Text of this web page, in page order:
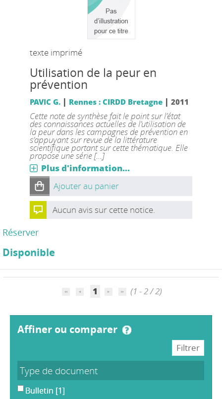
texte imprimé
Utilisation de la peur en
prévention
PAVIC G. | Rennes : CIRDD Bretagne| 2011
Cette note de synthèse fait le point sur l’état
des connaissances actuelles de l’utilisation de
la peur dans les campagnes de prévention en
s’appuyant sur revue de la littérature
scientifique portant sur cette thématique. Elle
propose une série [...]
Plus d'information...
Ajouter au panier
Aucun avis sur cette notice.
Réserver
Disponible
1 (1 - 2 / 2)
affiner ou comparer
Type de document
Bulletin [1]